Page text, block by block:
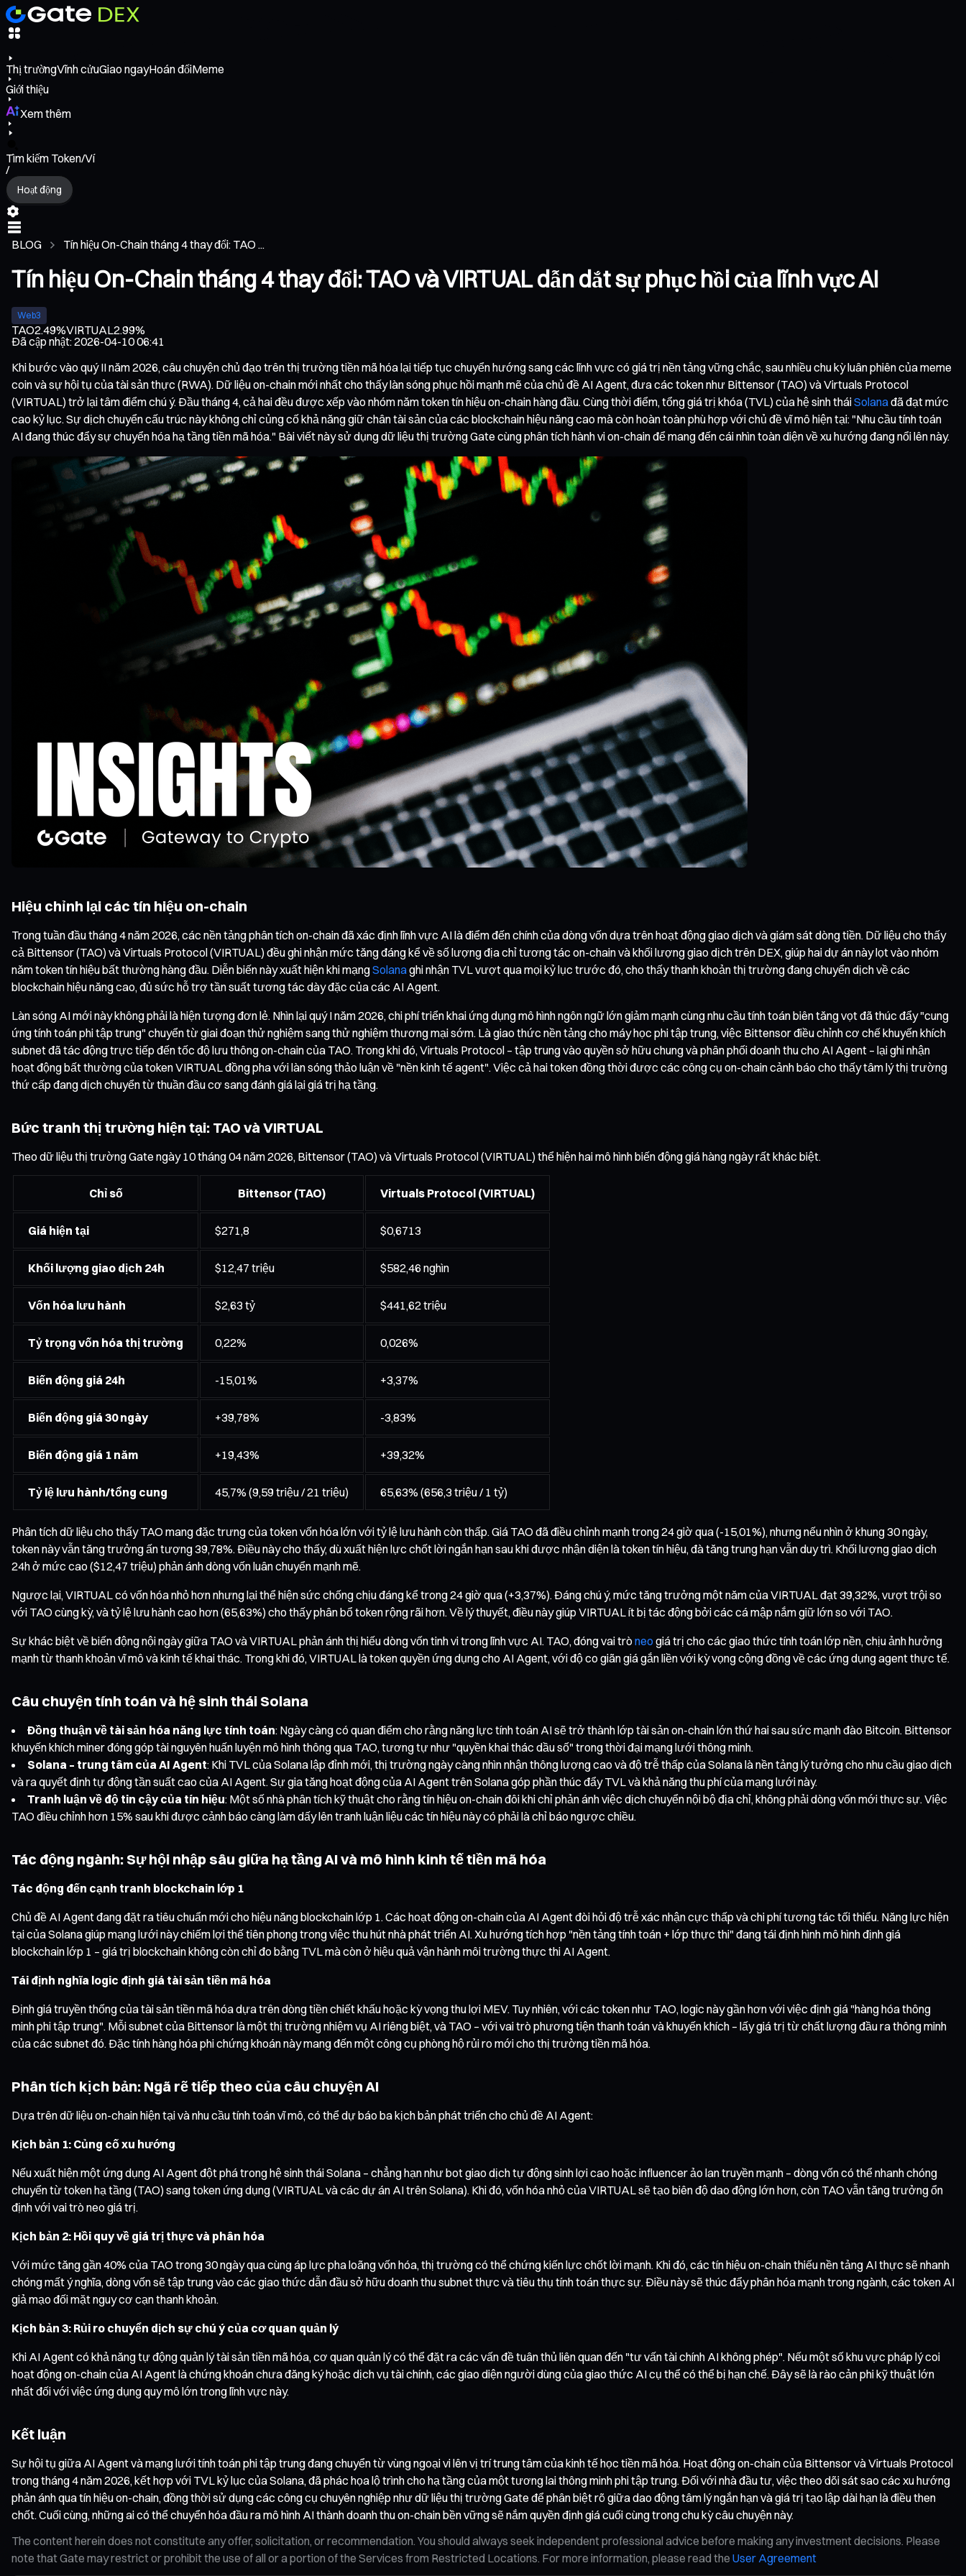
Thị trườngVĩnh cửuGiao ngayHoán đổiMeme
Giới thiệu
Xem thêm
Tìm kiếm Token/Ví
/
Hoạt động
BLOG Tín hiệu On-Chain tháng 4 thay đổi: TAO ...
Tín hiệu On-Chain tháng 4 thay đổi: TAO và VIRTUAL dẫn dắt sự phục hồi của lĩnh vực AI
Web3
TAO2.49%VIRTUAL2.99%
Đã cập nhật:2026-04-10 06:41
Khi bước vào quý II năm 2026, câu chuyện chủ đạo trên thị trường tiền mã hóa lại tiếp tục chuyển hướng sang các lĩnh vực có giá trị nền tảng vững chắc, sau nhiều chu kỳ luân phiên của meme
coin và sự hội tụ của tài sản thực (RWA). Dữ liệu on-chain mới nhất cho thấy làn sóng phục hồi mạnh mẽ của chủ đề AI Agent, đưa các token như Bittensor (TAO) và Virtuals Protocol
(VIRTUAL) trở lại tâm điểm chú ý. Đầu tháng 4, cả hai đều được xếp vào nhóm năm token tín hiệu on-chain hàng đầu. Cùng thời điểm, tổng giá trị khóa (TVL) của hệ sinh tháiSolanađã đạt mức
cao kỷ lục. Sự dịch chuyển cấu trúc này không chỉ củng cố khả năng giữ chân tài sản của các blockchain hiệu năng cao mà còn hoàn toàn phù hợp với chủ đề vĩ mô hiện tại: "Nhu cầu tính toán
AI đang thúc đẩy sự chuyển hóa hạ tầng tiền mã hóa." Bài viết này sử dụng dữ liệu thị trường Gate cùng phân tích hành vi on-chain để mang đến cái nhìn toàn diện về xu hướng đang nổi lên này.
Hiệu chỉnh lại các tín hiệu on-chain
Trong tuần đầu tháng 4 năm 2026, các nền tảng phân tích on-chain đã xác định lĩnh vực AI là điểm đến chính của dòng vốn dựa trên hoạt động giao dịch và giám sát dòng tiền. Dữ liệu cho thấy
cả Bittensor (TAO) và Virtuals Protocol (VIRTUAL) đều ghi nhận mức tăng đáng kể về số lượng địa chỉ tương tác on-chain và khối lượng giao dịch trên DEX, giúp hai dự án này lọt vào nhóm
năm token tín hiệu bất thường hàng đầu. Diễn biến này xuất hiện khi mạngSolanaghi nhận TVL vượt qua mọi kỷ lục trước đó, cho thấy thanh khoản thị trường đang chuyển dịch về các
blockchain hiệu năng cao, đủ sức hỗ trợ tần suất tương tác dày đặc của các AI Agent.
Làn sóng AI mới này không phải là hiện tượng đơn lẻ. Nhìn lại quý I năm 2026, chi phí triển khai ứng dụng mô hình ngôn ngữ lớn giảm mạnh cùng nhu cầu tính toán biên tăng vọt đã thúc đẩy "cung
ứng tính toán phi tập trung" chuyển từ giai đoạn thử nghiệm sang thử nghiệm thương mại sớm. Là giao thức nền tảng cho máy học phi tập trung, việc Bittensor điều chỉnh cơ chế khuyến khích
subnet đã tác động trực tiếp đến tốc độ lưu thông on-chain của TAO. Trong khi đó, Virtuals Protocol – tập trung vào quyền sở hữu chung và phân phối doanh thu cho AI Agent – lại ghi nhận
hoạt động bất thường của token VIRTUAL đồng pha với làn sóng thảo luận về "nền kinh tế agent". Việc cả hai token đồng thời được các công cụ on-chain cảnh báo cho thấy tâm lý thị trường
thứ cấp đang dịch chuyển từ thuần đầu cơ sang đánh giá lại giá trị hạ tầng.
Bức tranh thị trường hiện tại: TAO và VIRTUAL
Theo dữ liệu thị trường Gate ngày 10 tháng 04 năm 2026, Bittensor (TAO) và Virtuals Protocol (VIRTUAL) thể hiện hai mô hình biến động giá hàng ngày rất khác biệt.
Chỉ số Bittensor (TAO) Virtuals Protocol (VIRTUAL)
Giá hiện tại $271,8 $0,6713
Khối lượng giao dịch 24h $12,47 triệu $582,46 nghìn
Vốn hóa lưu hành $2,63 tỷ $441,62 triệu
Tỷ trọng vốn hóa thị trường 0,22% 0,026%
Biến động giá 24h -15,01% +3,37%
Biến động giá 30 ngày +39,78% -3,83%
Biến động giá 1 năm +19,43% +39,32%
Tỷ lệ lưu hành/tổng cung 45,7% (9,59 triệu / 21 triệu) 65,63% (656,3 triệu / 1 tỷ)
Phân tích dữ liệu cho thấy TAO mang đặc trưng của token vốn hóa lớn với tỷ lệ lưu hành còn thấp. Giá TAO đã điều chỉnh mạnh trong 24 giờ qua (-15,01%), nhưng nếu nhìn ở khung 30 ngày,
token này vẫn tăng trưởng ấn tượng 39,78%. Điều này cho thấy, dù xuất hiện lực chốt lời ngắn hạn sau khi được nhận diện là token tín hiệu, đà tăng trung hạn vẫn duy trì. Khối lượng giao dịch
24h ở mức cao ($12,47 triệu) phản ánh dòng vốn luân chuyển mạnh mẽ.
Ngược lại, VIRTUAL có vốn hóa nhỏ hơn nhưng lại thể hiện sức chống chịu đáng kể trong 24 giờ qua (+3,37%). Đáng chú ý, mức tăng trưởng một năm của VIRTUAL đạt 39,32%, vượt trội so
với TAO cùng kỳ, và tỷ lệ lưu hành cao hơn (65,63%) cho thấy phân bổ token rộng rãi hơn. Về lý thuyết, điều này giúp VIRTUAL ít bị tác động bởi các cá mập nắm giữ lớn so với TAO.
Sự khác biệt về biến động nội ngày giữa TAO và VIRTUAL phản ánh thị hiếu dòng vốn tinh vi trong lĩnh vực AI. TAO, đóng vai tròneogiá trị cho các giao thức tính toán lớp nền, chịu ảnh hưởng
mạnh từ thanh khoản vĩ mô và kinh tế khai thác. Trong khi đó, VIRTUAL là token quyền ứng dụng cho AI Agent, với độ co giãn giá gắn liền với kỳ vọng cộng đồng về các ứng dụng agent thực tế.
Câu chuyện tính toán và hệ sinh thái Solana
Đồng thuận về tài sản hóa năng lực tính toán: Ngày càng có quan điểm cho rằng năng lực tính toán AI sẽ trở thành lớp tài sản on-chain lớn thứ hai sau sức mạnh đào Bitcoin. Bittensor
khuyến khích miner đóng góp tài nguyên huấn luyện mô hình thông qua TAO, tương tự như "quyền khai thác dầu số" trong thời đại mạng lưới thông minh.
Solana – trung tâm của AI Agent: Khi TVL của Solana lập đỉnh mới, thị trường ngày càng nhìn nhận thông lượng cao và độ trễ thấp của Solana là nền tảng lý tưởng cho nhu cầu giao dịch
và ra quyết định tự động tần suất cao của AI Agent. Sự gia tăng hoạt động của AI Agent trên Solana góp phần thúc đẩy TVL và khả năng thu phí của mạng lưới này.
Tranh luận về độ tin cậy của tín hiệu: Một số nhà phân tích kỹ thuật cho rằng tín hiệu on-chain đôi khi chỉ phản ánh việc dịch chuyển nội bộ địa chỉ, không phải dòng vốn mới thực sự. Việc
TAO điều chỉnh hơn 15% sau khi được cảnh báo càng làm dấy lên tranh luận liệu các tín hiệu này có phải là chỉ báo ngược chiều.
Tác động ngành: Sự hội nhập sâu giữa hạ tầng AI và mô hình kinh tế tiền mã hóa
Tác động đến cạnh tranh blockchain lớp 1
Chủ đề AI Agent đang đặt ra tiêu chuẩn mới cho hiệu năng blockchain lớp 1. Các hoạt động on-chain của AI Agent đòi hỏi độ trễ xác nhận cực thấp và chi phí tương tác tối thiểu. Năng lực hiện
tại của Solana giúp mạng lưới này chiếm lợi thế tiên phong trong việc thu hút nhà phát triển AI. Xu hướng tích hợp "nền tảng tính toán + lớp thực thi" đang tái định hình mô hình định giá
blockchain lớp 1 – giá trị blockchain không còn chỉ đo bằng TVL mà còn ở hiệu quả vận hành môi trường thực thi AI Agent.
Tái định nghĩa logic định giá tài sản tiền mã hóa
Định giá truyền thống của tài sản tiền mã hóa dựa trên dòng tiền chiết khấu hoặc kỳ vọng thu lợi MEV. Tuy nhiên, với các token như TAO, logic này gần hơn với việc định giá "hàng hóa thông
minh phi tập trung". Mỗi subnet của Bittensor là một thị trường nhiệm vụ AI riêng biệt, và TAO – với vai trò phương tiện thanh toán và khuyến khích – lấy giá trị từ chất lượng đầu ra thông minh
của các subnet đó. Đặc tính hàng hóa phi chứng khoán này mang đến một công cụ phòng hộ rủi ro mới cho thị trường tiền mã hóa.
Phân tích kịch bản: Ngã rẽ tiếp theo của câu chuyện AI
Dựa trên dữ liệu on-chain hiện tại và nhu cầu tính toán vĩ mô, có thể dự báo ba kịch bản phát triển cho chủ đề AI Agent:
Kịch bản 1: Củng cố xu hướng
Nếu xuất hiện một ứng dụng AI Agent đột phá trong hệ sinh thái Solana – chẳng hạn như bot giao dịch tự động sinh lợi cao hoặc influencer ảo lan truyền mạnh – dòng vốn có thể nhanh chóng
chuyển từ token hạ tầng (TAO) sang token ứng dụng (VIRTUAL và các dự án AI trên Solana). Khi đó, vốn hóa nhỏ của VIRTUAL sẽ tạo biên độ dao động lớn hơn, còn TAO vẫn tăng trưởng ổn
định với vai trò neo giá trị.
Kịch bản 2: Hồi quy về giá trị thực và phân hóa
Với mức tăng gần 40% của TAO trong 30 ngày qua cùng áp lực pha loãng vốn hóa, thị trường có thể chứng kiến lực chốt lời mạnh. Khi đó, các tín hiệu on-chain thiếu nền tảng AI thực sẽ nhanh
chóng mất ý nghĩa, dòng vốn sẽ tập trung vào các giao thức dẫn đầu sở hữu doanh thu subnet thực và tiêu thụ tính toán thực sự. Điều này sẽ thúc đẩy phân hóa mạnh trong ngành, các token AI
giả mạo đối mặt nguy cơ cạn thanh khoản.
Kịch bản 3: Rủi ro chuyển dịch sự chú ý của cơ quan quản lý
Khi AI Agent có khả năng tự động quản lý tài sản tiền mã hóa, cơ quan quản lý có thể đặt ra các vấn đề tuân thủ liên quan đến "tư vấn tài chính AI không phép". Nếu một số khu vực pháp lý coi
hoạt động on-chain của AI Agent là chứng khoán chưa đăng ký hoặc dịch vụ tài chính, các giao diện người dùng của giao thức AI cụ thể có thể bị hạn chế. Đây sẽ là rào cản phi kỹ thuật lớn
nhất đối với việc ứng dụng quy mô lớn trong lĩnh vực này.
Kết luận
Sự hội tụ giữa AI Agent và mạng lưới tính toán phi tập trung đang chuyển từ vùng ngoại vi lên vị trí trung tâm của kinh tế học tiền mã hóa. Hoạt động on-chain của Bittensor và Virtuals Protocol
trong tháng 4 năm 2026, kết hợp với TVL kỷ lục của Solana, đã phác họa lộ trình cho hạ tầng của một tương lai thông minh phi tập trung. Đối với nhà đầu tư, việc theo dõi sát sao các xu hướng
phản ánh qua tín hiệu on-chain, đồng thời sử dụng các công cụ chuyên nghiệp như dữ liệu thị trường Gate để phân biệt rõ giữa dao động tâm lý ngắn hạn và giá trị tạo lập dài hạn là điều then
chốt. Cuối cùng, những ai có thể chuyển hóa đầu ra mô hình AI thành doanh thu on-chain bền vững sẽ nắm quyền định giá cuối cùng trong chu kỳ câu chuyện này.
The content herein does not constitute any offer, solicitation, or recommendation. You should always seek independent professional advice before making any investment decisions. Please
note that Gate may restrict or prohibit the use of all or a portion of the Services from Restricted Locations. For more information, please read the User Agreement